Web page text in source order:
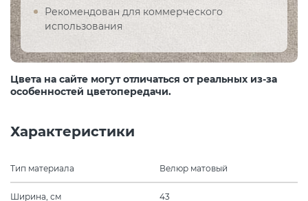
Рекомендован для коммерческого
использования
Цвета на сайте могут отличаться от реальных из-за
особенностей цветопередачи.
Характеристики
Тип материала Велюр матовый
Ширина, см 43